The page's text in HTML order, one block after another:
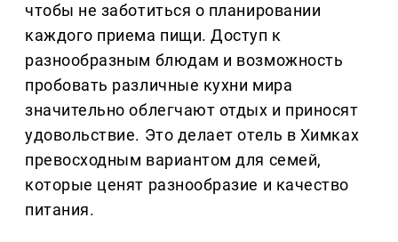
чтобы не заботиться о планировании
каждого приема пищи. Доступ к
разнообразным блюдам и возможность
пробовать различные кухни мира
значительно облегчают отдых и приносят
удовольствие. Это делает отель в Химках
превосходным вариантом для семей,
которые ценят разнообразие и качество
питания.